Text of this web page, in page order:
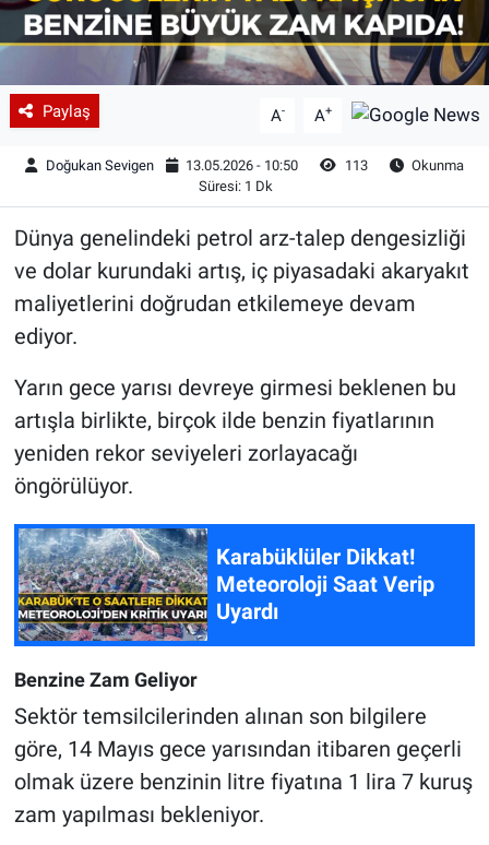
Paylaş A- A+
Doğukan Sevigen 13.05.2026 - 10:50 113
Okunma
Süresi: 1 Dk
Dünya genelindeki petrol arz-talep dengesizliği
ve dolar kurundaki artış, iç piyasadaki akaryakıt
maliyetlerini doğrudan etkilemeye devam
ediyor.
Yarın gece yarısı devreye girmesi beklenen bu
artışla birlikte, birçok ilde benzin fiyatlarının
yeniden rekor seviyeleri zorlayacağı
öngörülüyor.
Karabüklüler Dikkat!
Meteoroloji Saat Verip
Uyardı
Benzine Zam Geliyor
Sektör temsilcilerinden alınan son bilgilere
göre, 14 Mayıs gece yarısından itibaren geçerli
olmak üzere benzinin litre fiyatına 1 lira 7 kuruş
zam yapılması bekleniyor.